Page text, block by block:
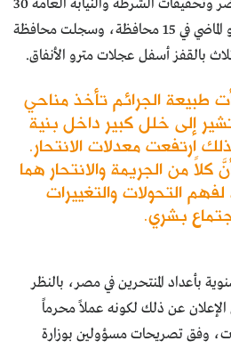
على زوجته. وقد سجلت محاضر وتحقيقات الشرطة والنيابة العامة 30
حالة انتحار خلال تموز / يوليو الماضي في 15 محافظة، وسجلت محافظة
بالقفز أسفل عجلات مترو الأنفاق.
طبيعة الجرائم تأخذ مناحي
إلى خلل كبير داخل بنية
ارتفعت معدلات الانتحار.
كلاً من الجريمة والانتحار هما
التحولات والتغييرات
بشري.
بأعداد المنتحرين في مصر، بالنظر
الإعلان عن ذلك لكونه عملاً محرماً
وفق تصريحات مسؤولين بوزارة